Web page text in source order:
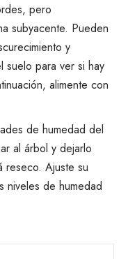
pero
subyacente. Pueden
y
suelo para ver si hay
alimente con
de humedad del
al árbol y dejarlo
reseco. Ajuste su
niveles de humedad